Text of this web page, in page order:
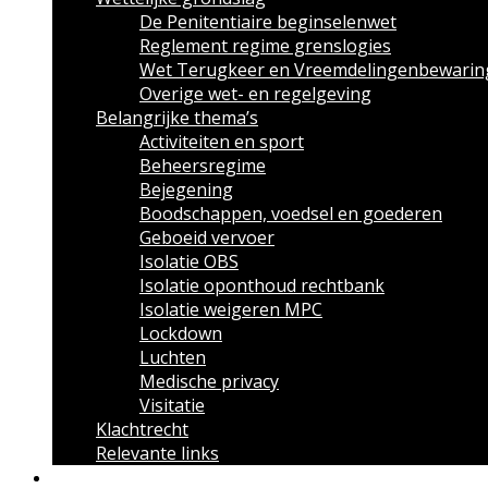
De Penitentiaire beginselenwet
Reglement regime grenslogies
Wet Terugkeer en
Overige wet- en regelgeving
Belangrijke thema’s
Activiteiten en sport
Beheersregime
Bejegening
Boodschappen, voedsel en goederen
Geboeid vervoer
Isolatie OBS
Isolatie oponthoud rechtbank
Isolatie weigeren MPC
Lockdown
Luchten
Medische privacy
Visitatie
Klachtrecht
Relevante links